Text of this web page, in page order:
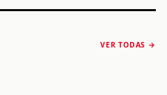
VER TODAS →
anuncia “Reality